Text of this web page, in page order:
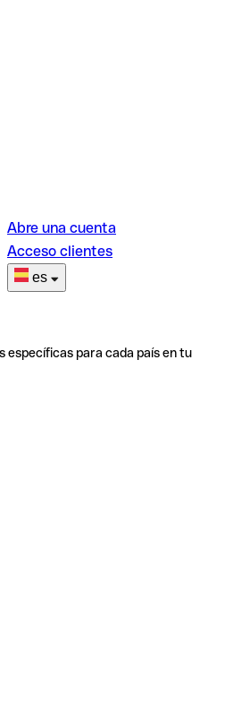
Abre una cuenta
Acceso clientes
es
específicas para cada país en tu